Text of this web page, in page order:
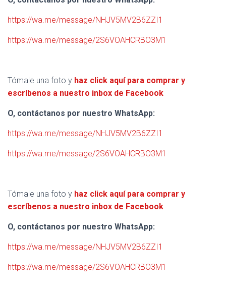
https://wa.me/message/NHJV5MV2B6ZZI1
https://wa.me/message/2S6VOAHCRBO3M1
Tómale una foto y haz click aquí para comprar y
escríbenos a nuestro inbox de Facebook
O, contáctanos por nuestro WhatsApp:
https://wa.me/message/NHJV5MV2B6ZZI1
https://wa.me/message/2S6VOAHCRBO3M1
Tómale una foto y haz click aquí para comprar y
escríbenos a nuestro inbox de Facebook
O, contáctanos por nuestro WhatsApp:
https://wa.me/message/NHJV5MV2B6ZZI1
https://wa.me/message/2S6VOAHCRBO3M1